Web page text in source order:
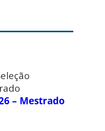
– Mestrado